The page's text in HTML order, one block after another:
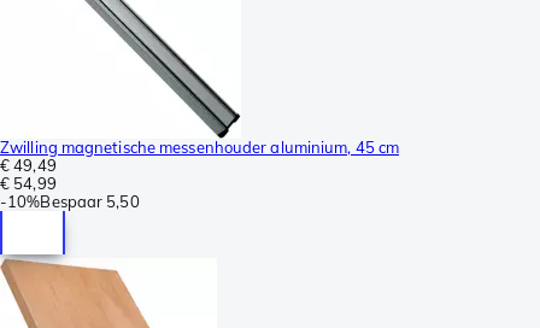
Zwilling magnetische messenhouder aluminium, 45 cm
€ 49,49
€ 54,99
-10%Bespaar 5,50